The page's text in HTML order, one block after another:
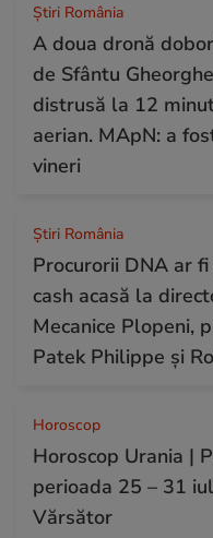
Știri România
A doua dronă
de Sfântu
distrusă la 12
aerian. MApN: a
vineri
Știri România
Procurorii DNA ar
cash acasă la
Mecanice Plopeni,
Patek Philippe și
Horoscop
Horoscop Urania |
perioada 25 – 31
Vărsător